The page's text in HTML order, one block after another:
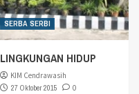
SERBA SERBI
LINGKUNGAN HIDUP
KIM Cendrawasih
27 Oktober 2015
0